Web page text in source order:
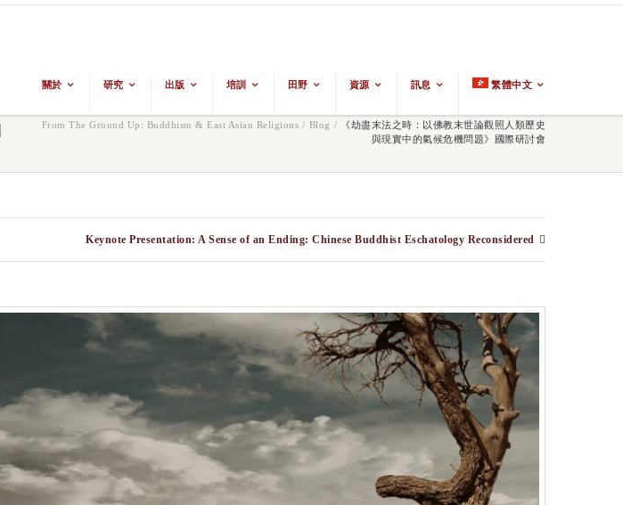
關於 研究 出版 培訓 田野 資源 訊息 繁體中文
From The Ground Up: Buddhism & East Asian Religions / Blog /
《劫盡末法之時：以佛教末世論觀照人類歷史
與現實中的氣候危機問題》國際研討會
Keynote Presentation: A Sense of an Ending: Chinese Buddhist Eschatology Reconsidered